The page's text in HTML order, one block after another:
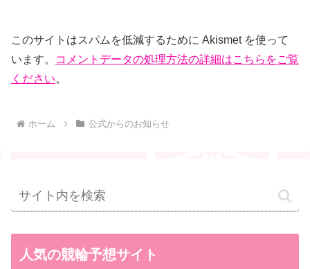
このサイトはスパムを低減するために Akismet を使って
います。
コメントデータの処理方法の詳細はこちらをご覧
ください。
ホーム 公式からのお知らせ
人気の競輪予想サイト